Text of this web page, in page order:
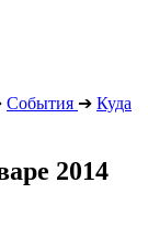
События ➔ Куда
2014